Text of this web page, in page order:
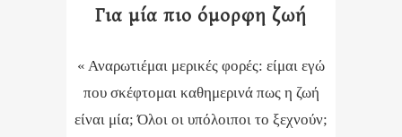
Για μία πιο όμορφη ζωή
« Αναρωτιέμαι μερικές φορές: είμαι εγώ
που σκέφτομαι καθημερινά πως η ζωή
είναι μία; Όλοι οι υπόλοιποι το ξεχνούν;